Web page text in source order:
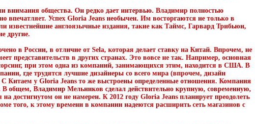
внимания общества. Он редко дает интервью. Владимир полностью
впечатляет. Успех Gloria Jeans необычен. Им восторгаются не только в
известнейшие англоязычные издания, такие как Таймс, Гарвард Трибьюн,
другие.
в России, в отличие от Sela, которая делает ставку на Китай. Впрочем, не
представительств в других странах. Это вовсе не так. Например, основная
при этом одна из компаний, занимающихся этим, находится в США. В
где трудятся лучшие дизайнеры со всего мира (впрочем, дизайн
Китаем у Gloria Jeans то же выстроены определенные отношения. Компания
В общем, Владимир Мельников сделал действительно крупную, современную,
достигнутом он не намерен. К 2012 году Gloria Jeans планирует преодолеть
того, к этому времени в компании надеются расширить сеть магазинов с